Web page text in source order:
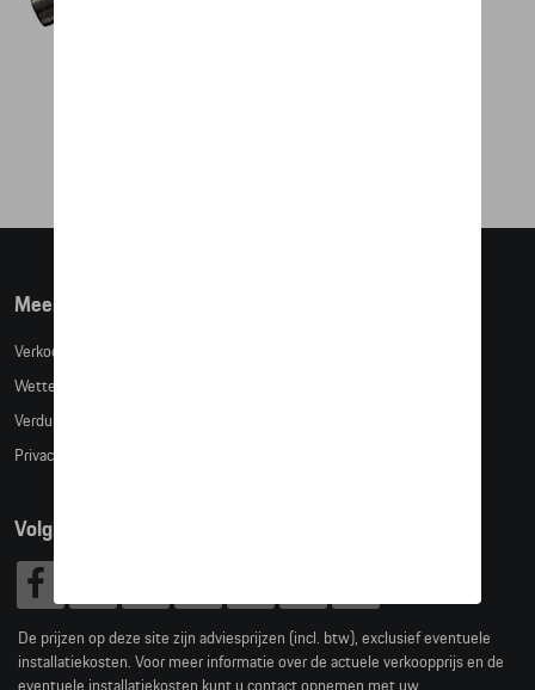
Meer info
Verkoopsvoorwaarden
Wettelijke bepalingen
Verduidelijking kledingmaten
Privacybeleid
Volg Ons
De prijzen op deze site zijn adviesprijzen (incl. btw), exclusief eventuele
installatiekosten. Voor meer informatie over de actuele verkoopprijs en de
eventuele installatiekosten kunt u contact opnemen met uw